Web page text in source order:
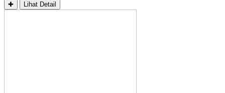
✚ Lihat Detail